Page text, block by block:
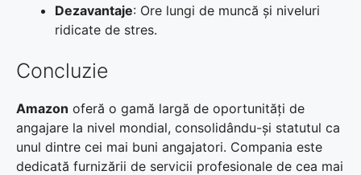
Dezavantaje: Ore lungi de muncă și niveluri
ridicate de stres.
Concluzie
Amazon oferă o gamă largă de oportunități de
angajare la nivel mondial, consolidându-și statutul ca
unul dintre cei mai buni angajatori. Compania este
dedicată furnizării de servicii profesionale de cea mai